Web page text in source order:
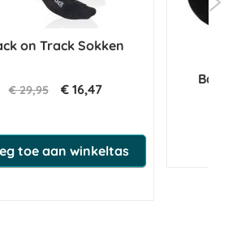
on Track Sokken
€ 29,95 € 16,47
toe aan winkeltas
Back